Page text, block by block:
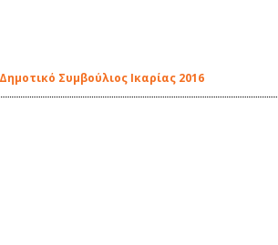
Συμβούλιος Ικαρίας 2016